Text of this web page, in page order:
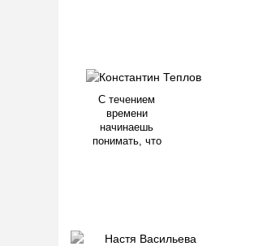
С течением
времени
начинаешь
понимать, что